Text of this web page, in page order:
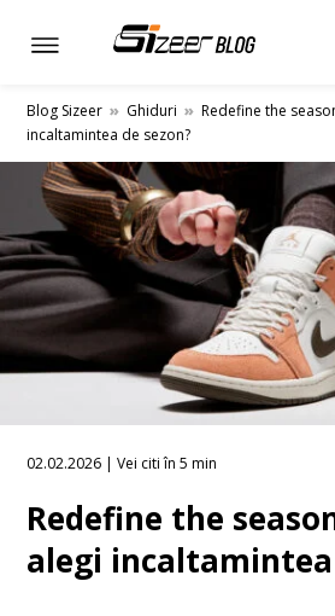
Blog Sizeer » Ghiduri » Redefine the
incaltamintea de sezon?
02.02.2026 | Vei citi în 5 min
Redefine the
alegi incaltamintea